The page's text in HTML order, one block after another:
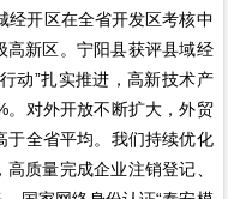
经开区在全省开发区考核中
高新区。宁阳县获评县域经
动”扎实推进，高新技术产
。对外开放不断扩大，外贸
于全省平均。我们持续优化
质量完成企业注销登记、